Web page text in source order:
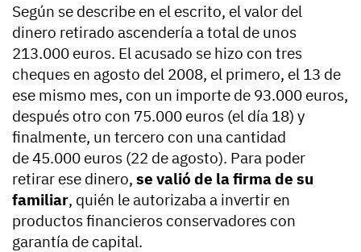
Según se describe en el escrito, el valor del
dinero retirado ascendería a total de unos
213.000 euros. El acusado se hizo con tres
cheques en agosto del 2008, el primero, el 13 de
ese mismo mes, con un importe de 93.000 euros,
después otro con 75.000 euros (el día 18) y
finalmente, un tercero con una cantidad
de 45.000 euros (22 de agosto). Para poder
retirar ese dinero, se valió de la firma de su
familiar, quién le autorizaba a invertir en
productos financieros conservadores con
garantía de capital.